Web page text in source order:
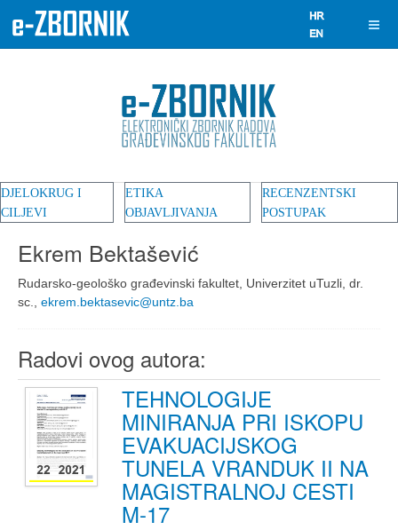
DJELOKRUG I
CILJEVI
ETIKA
OBJAVLJIVANJA
RECENZENTSKI
POSTUPAK
Ekrem Bektašević
Rudarsko-geološko građevinski fakultet, Univerzitet uTuzli, dr.
sc., ekrem.bektasevic@untz.ba
Radovi ovog autora:
TEHNOLOGIJE
MINIRANJA PRI ISKOPU
EVAKUACIJSKOG
TUNELA VRANDUK II NA
MAGISTRALNOJ CESTI
M-17